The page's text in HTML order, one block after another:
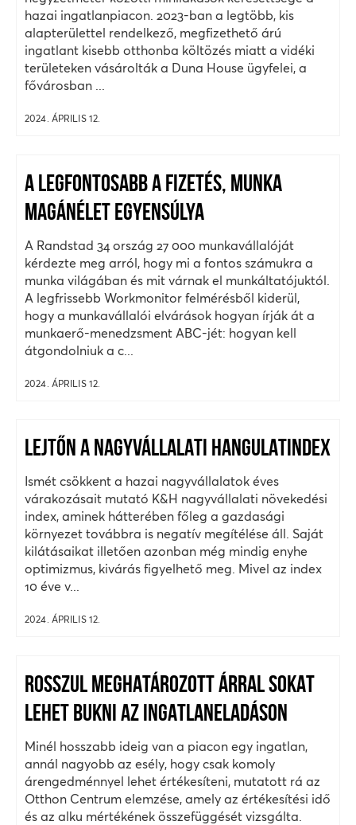
hazai ingatlanpiacon. 2023-ban a legtöbb, kis
alapterülettel rendelkező, megfizethető árú
ingatlant kisebb otthonba költözés miatt a vidéki
területeken vásárolták a Duna House ügyfelei, a
fővárosban ...
2024. ÁPRILIS 12.
A LEGFONTOSABB A FIZETÉS, MUNKA
MAGÁNÉLET EGYENSÚLYA
A Randstad 34 ország 27 000 munkavállalóját
kérdezte meg arról, hogy mi a fontos számukra a
munka világában és mit várnak el munkáltatójuktól.
A legfrissebb Workmonitor felmérésből kiderül,
hogy a munkavállalói elvárások hogyan írják át a
munkaerő-menedzsment ABC-jét: hogyan kell
átgondolniuk a c...
2024. ÁPRILIS 12.
LEJTŐN A NAGYVÁLLALATI HANGULATINDEX
Ismét csökkent a hazai nagyvállalatok éves
várakozásait mutató K&H nagyvállalati növekedési
index, aminek hátterében főleg a gazdasági
környezet továbbra is negatív megítélése áll. Saját
kilátásaikat illetően azonban még mindig enyhe
optimizmus, kivárás figyelhető meg. Mivel az index
10 éve v...
2024. ÁPRILIS 12.
ROSSZUL MEGHATÁROZOTT ÁRRAL SOKAT
LEHET BUKNI AZ INGATLANELADÁSON
Minél hosszabb ideig van a piacon egy ingatlan,
annál nagyobb az esély, hogy csak komoly
árengedménnyel lehet értékesíteni, mutatott rá az
Otthon Centrum elemzése, amely az értékesítési idő
és az alku mértékének összefüggését vizsgálta.